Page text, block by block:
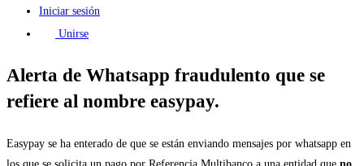
Iniciar sesión
Unirse
Alerta de Whatsapp fraudulento que se
refiere al nombre easypay.
Easypay se ha enterado de que se están enviando mensajes por whatsapp en